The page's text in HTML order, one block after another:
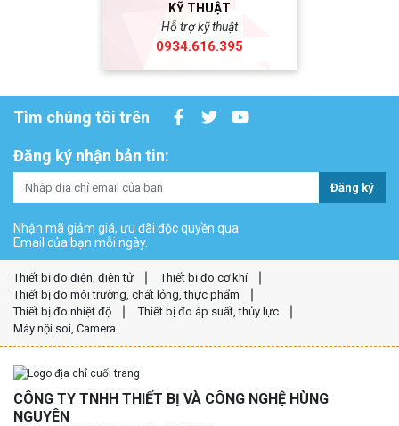
KỸ THUẬT
Hỗ trợ kỹ thuật
0934.616.395
Tìm chúng tôi trên
Đăng ký nhận bản tin:
Đăng ký
Nhận mã giảm giá, ưu đãi độc quyền qua
Email của bạn mỗi ngày.
Thiết bị đo điện, điện tử
Thiết bị đo cơ khí
Thiết bị đo môi trường, chất lỏng, thực phẩm
Thiết bị đo nhiệt độ
Thiết bị đo áp suất, thủy lực
Máy nội soi, Camera
CÔNG TY TNHH THIẾT BỊ VÀ CÔNG NGHỆ HÙNG
NGUYÊN